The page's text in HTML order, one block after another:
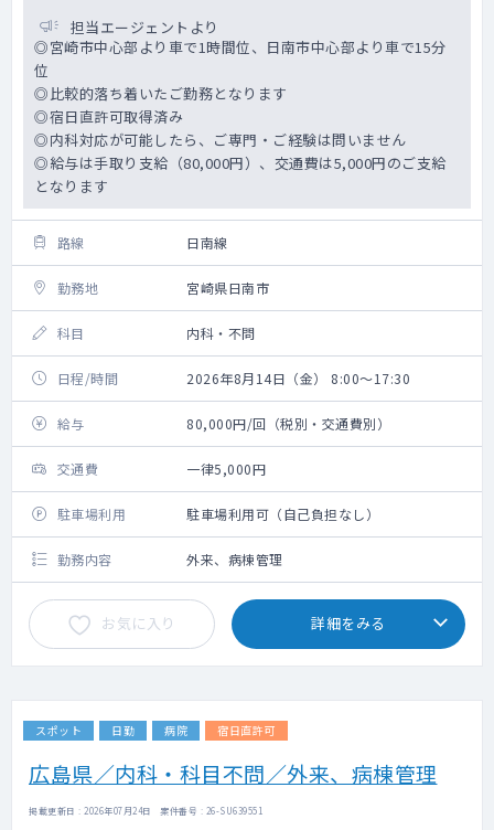
担当エージェントより
◎宮崎市中心部より車で1時間位、日南市中心部より車で15分
位
◎比較的落ち着いたご勤務となります
◎宿日直許可取得済み
◎内科対応が可能したら、ご専門・ご経験は問いません
◎給与は手取り支給（80,000円）、交通費は5,000円のご支給
となります
路線 日南線
勤務地 宮崎県日南市
科目 内科・不問
日程/時間 2026年8月14日（金） 8:00～17:30
給与 80,000円/回（税別・交通費別）
交通費 一律5,000円
駐車場利用 駐車場利用可（自己負担なし）
勤務内容 外来、病棟管理
お気に入り 詳細をみる
スポット 日勤 病院 宿日直許可
広島県／内科・科目不問／外来、病棟管理
掲載更新日 : 2026年07月24日 案件番号 : 26-SU639551